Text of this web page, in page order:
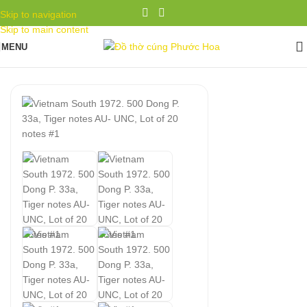
Skip to navigation
Skip to main content
MENU